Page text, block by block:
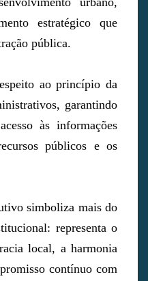
estratégico que
pública.
ao princípio da
garantindo
às informações
públicos e os
simboliza mais do
representa o
local, a harmonia
contínuo com